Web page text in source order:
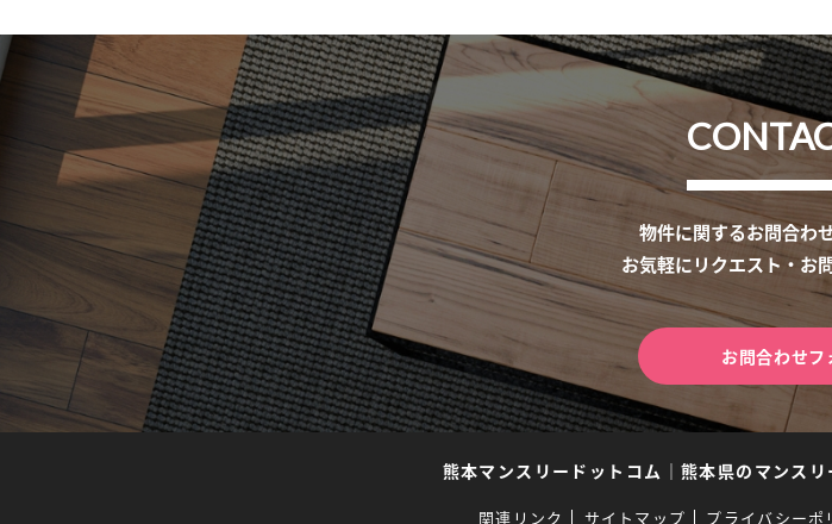
物件に関するお問合わ
お気軽にリクエスト・お
お問合わせフ
熊本マンスリードットコム ｜ 熊本県のマンス
関連リンク サイトマップ プライバシーポ